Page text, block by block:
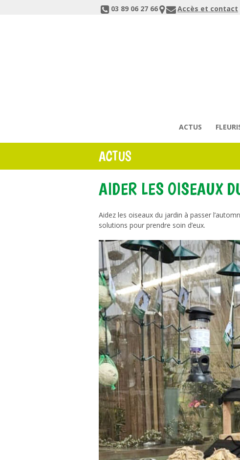
03 89 06 27 66 Accès et contact
ACTUS
ACTUS
AIDER LES OISEAUX
Aidez les oiseaux du jardin à passer
solutions pour prendre soin d’eux.